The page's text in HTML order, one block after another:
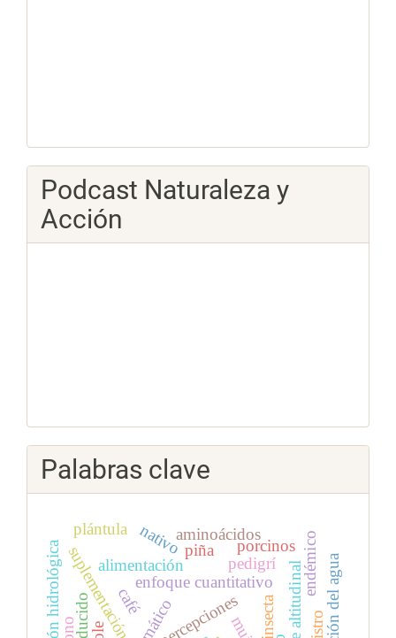
Podcast Naturaleza y
Acción
Palabras clave
percepciones
enfoque cuantitativo
alimentación
suplementación porcinos
aminoácidos
insecta
endémico
nativopiña
pedigrí
café
plántula